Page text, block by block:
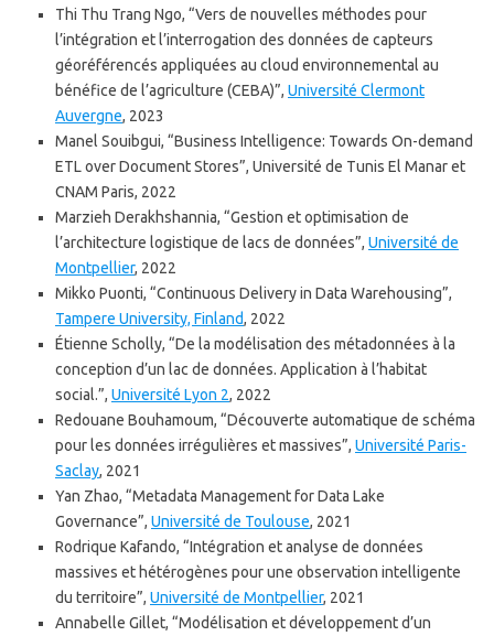
Thi Thu Trang Ngo, “Vers de nouvelles méthodes pour
l’intégration et l’interrogation des données de capteurs
géoréférencés appliquées au cloud environnemental au
bénéfice de l’agriculture (CEBA)”, Université Clermont
Auvergne, 2023
Manel Souibgui, “Business Intelligence: Towards On-demand
ETL over Document Stores”, Université de Tunis El Manar et
CNAM Paris, 2022
Marzieh Derakhshannia, “Gestion et optimisation de
l’architecture logistique de lacs de données”, Université de
Montpellier, 2022
Mikko Puonti, “Continuous Delivery in Data Warehousing”,
Tampere University, Finland, 2022
Étienne Scholly, “De la modélisation des métadonnées à la
conception d’un lac de données. Application à l’habitat
social.”, Université Lyon 2, 2022
Redouane Bouhamoum, “Découverte automatique de schéma
pour les données irrégulières et massives”, Université Paris-
Saclay, 2021
Yan Zhao, “Metadata Management for Data Lake
Governance”, Université de Toulouse, 2021
Rodrique Kafando, “Intégration et analyse de données
massives et hétérogènes pour une observation intelligente
du territoire”, Université de Montpellier, 2021
Annabelle Gillet, “Modélisation et développement d’un